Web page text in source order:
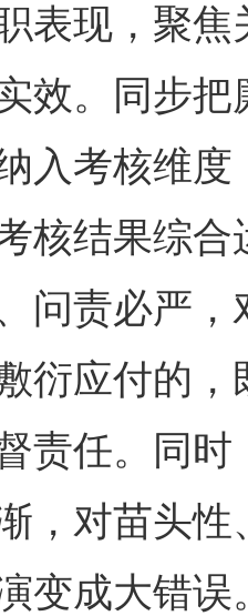
表现，聚焦
效。同步
入考核维
核结果综
问责必严
衍应付的
责任。同时
，对苗头
变成大错误